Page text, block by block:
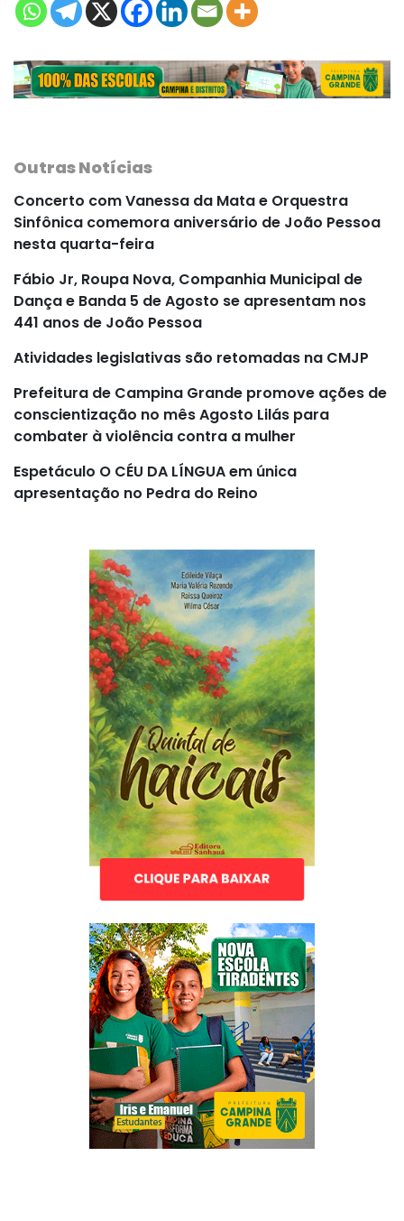
Outras Notícias
Concerto com Vanessa da Mata e Orquestra
Sinfônica comemora aniversário de João Pessoa
nesta quarta-feira
Fábio Jr, Roupa Nova, Companhia Municipal de
Dança e Banda 5 de Agosto se apresentam nos
441 anos de João Pessoa
Atividades legislativas são retomadas na CMJP
Prefeitura de Campina Grande promove ações de
conscientização no mês Agosto Lilás para
combater à violência contra a mulher
Espetáculo O CÉU DA LÍNGUA em única
apresentação no Pedra do Reino